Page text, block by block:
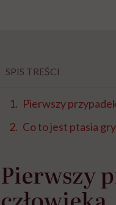
SPIS TREŚCI
Pierwszy
Co to jest ptasia
Pierwszy